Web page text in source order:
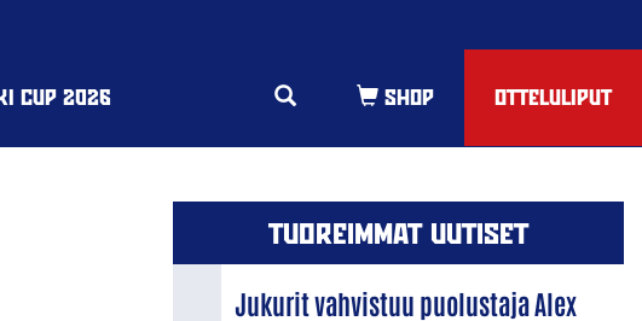
OTTELULIPUT
CUP 2026
TUOREIMMAT UUTISET
Jukurit vahvistuu puolustaja Alex